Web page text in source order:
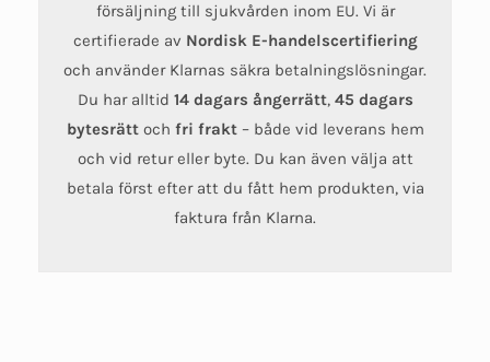
försäljning till sjukvården inom EU. Vi är
certifierade av Nordisk E-handelscertifiering
och använder Klarnas säkra betalningslösningar.
Du har alltid 14 dagars ångerrätt, 45 dagars
bytesrättoch fri frakt– både vid leverans hem
och vid retur eller byte. Du kan även välja att
betala först efter att du fått hem produkten, via
faktura från Klarna.